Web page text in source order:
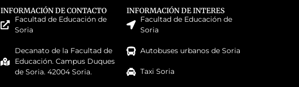
INFORMACIÓN DE CONTACTO
Facultad de Educación de
Soria
Decanato de la Facultad de
Educación. Campus Duques
de Soria. 42004 Soria.
INFORMACIÓN DE INTERES
Facultad de Educación de
Soria
Autobuses urbanos de Soria
Taxi Soria